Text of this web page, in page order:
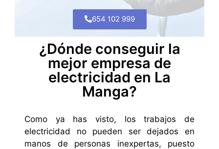
654 102 999
¿Dónde conseguir la
mejor empresa de
electricidad en La
Manga?
Como ya has visto, los trabajos de
electricidad no pueden ser dejados en
manos de personas inexpertas, puesto